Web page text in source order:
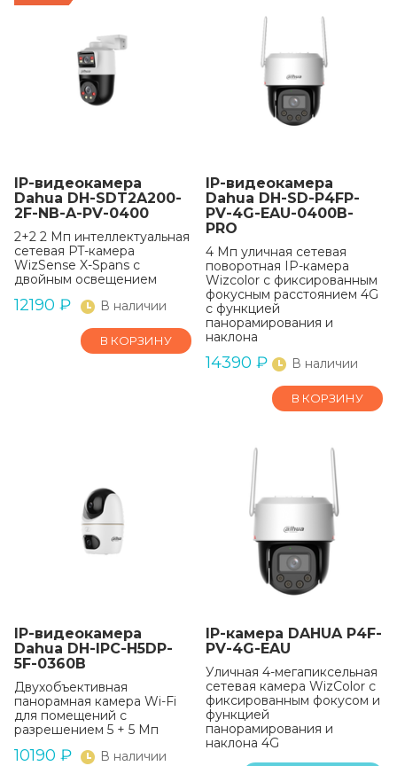
IP-видеокамера
Dahua DH-SDT2A200-
2F-NB-A-PV-0400
2+2 2 Мп интеллектуальная
сетевая PT-камера
WizSense X-Spans с
двойным освещением
12190 ₽ В наличии
В КОРЗИНУ
IP-видеокамера
Dahua DH-SD-P4FP-
PV-4G-EAU-0400B-
PRO
4 Мп уличная сетевая
поворотная IP-камера
Wizcolor с фиксированным
фокусным расстоянием 4G
с функцией
панорамирования и
наклона
14390 ₽ В наличии
В КОРЗИНУ
IP-видеокамера
Dahua DH-IPC-H5DP-
5F-0360B
Двухобъективная
панорамная камера Wi-Fi
для помещений с
разрешением 5 + 5 Мп
10190 ₽ В наличии
IP-камера DAHUA P4F-
PV-4G-EAU
Уличная 4-мегапиксельная
сетевая камера WizColor с
фиксированным фокусом и
функцией
панорамирования и
наклона 4G